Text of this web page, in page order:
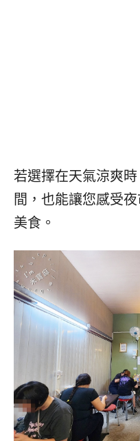
若選擇在天氣涼爽
間，也能讓您感受
美食。